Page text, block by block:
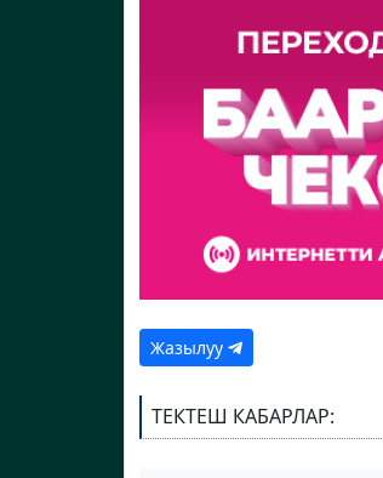
Жазылуу
ТЕКТЕШ КАБАРЛАР: